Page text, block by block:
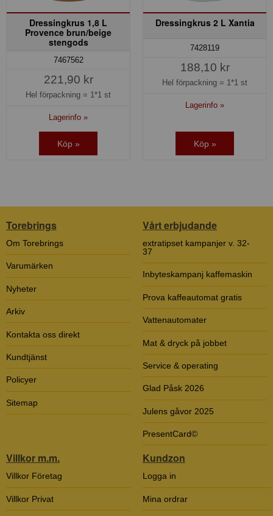
Dressingkrus 1,8 L
Provence brun/beige
stengods
7467562
221,90 kr
Hel förpackning = 1*1 st
Lagerinfo »
Köp »
Dressingkrus 2 L Xantia
7428119
188,10 kr
Hel förpackning = 1*1 st
Lagerinfo »
Köp »
Torebrings
Om Torebrings
Varumärken
Nyheter
Arkiv
Kontakta oss direkt
Kundtjänst
Policyer
Sitemap
Vårt erbjudande
extratipset kampanjer v. 32-
37
Inbyteskampanj kaffemaskin
Prova kaffeautomat gratis
Vattenautomater
Mat & dryck på jobbet
Service & operating
Glad Påsk 2026
Julens gåvor 2025
PresentCard©
Villkor m.m.
Villkor Företag
Villkor Privat
Kundzon
Logga in
Mina ordrar